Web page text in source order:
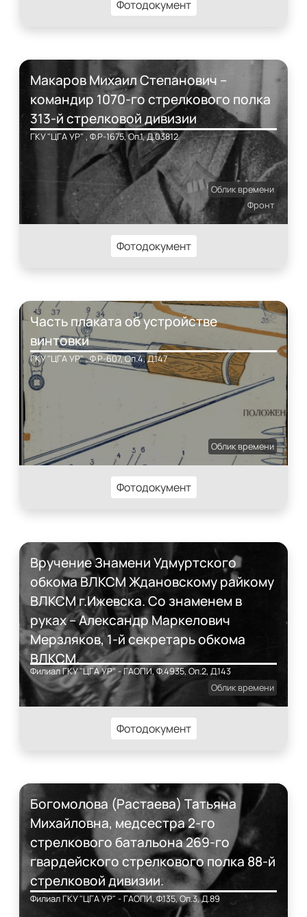
Фотодокумент
Макаров Михаил Степанович –
командир 1070-го стрелкового полка
313-й стрелковой дивизии
ГКУ "ЦГА УР" , Ф.Р-1675, Оп.1, Д.03812
Облик времени
Фронт
Фотодокумент
Часть плаката об устройстве
винтовки
ГКУ "ЦГА УР" , Ф.Р-607, Оп.4, Д.147
Облик времени
Фотодокумент
Вручение Знамени Удмуртского
обкома ВЛКСМ Ждановскому райкому
ВЛКСМ г.Ижевска. Со знаменем в
руках – Александр Маркелович
Мерзляков, 1-й секретарь обкома
ВЛКСМ.
Филиал ГКУ "ЦГА УР" - ГАОПИ, Ф.4935, Оп.2, Д.143
Облик времени
Фотодокумент
Богомолова (Растаева) Татьяна
Михайловна, медсестра 2-го
стрелкового батальона 269-го
гвардейского стрелкового полка 88-й
стрелковой дивизии.
Филиал ГКУ "ЦГА УР" - ГАОПИ, Ф.135, Оп.3, Д.89